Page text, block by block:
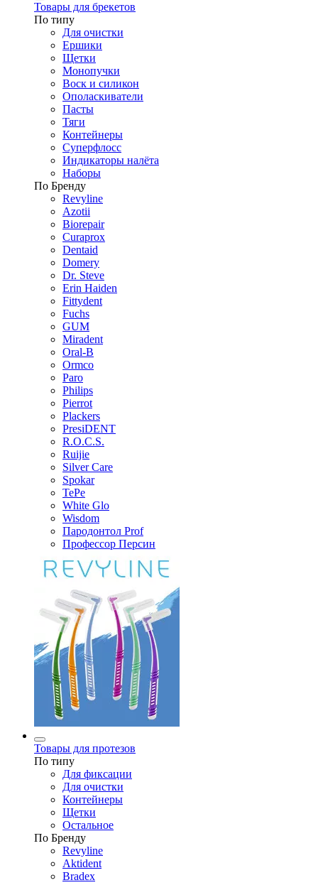
Товары для брекетов
По типу
Для очистки
Ершики
Щетки
Монопучки
Воск и силикон
Ополаскиватели
Пасты
Тяги
Контейнеры
Суперфлосс
Индикаторы налёта
Наборы
По Бренду
Revyline
Azotii
Biorepair
Curaprox
Dentaid
Domery
Dr. Steve
Erin Haiden
Fittydent
Fuchs
GUM
Miradent
Oral-B
Ormco
Paro
Philips
Pierrot
Plackers
PresiDENT
R.O.C.S.
Ruijie
Silver Care
Spokar
TePe
White Glo
Wisdom
Пародонтол Prof
Профессор Персин
Товары для протезов
По типу
Для фиксации
Для очистки
Контейнеры
Щетки
Остальное
По Бренду
Revyline
Aktident
Bradex